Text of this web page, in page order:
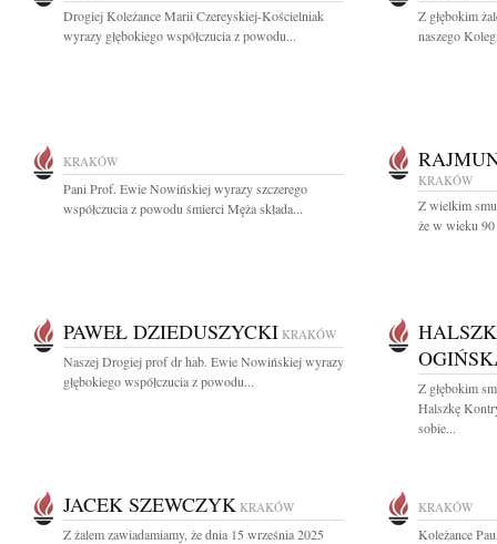
Drogiej Koleżance Marii Czereyskiej-Kościelniak
wyrazy głębokiego współczucia z powodu...
Z głębokim
naszego
KRAKÓW
Pani Prof. Ewie Nowińskiej wyrazy szczerego
współczucia z powodu śmierci Męża składa...
KRAKÓW
Z wielkim
że w wieku 90
PAWEŁ DZIEDUSZYCKI KRAKÓW
Naszej Drogiej prof dr hab. Ewie Nowińskiej wyrazy
głębokiego współczucia z powodu...
Z głębokim
Halszkę
sobie...
JACEK SZEWCZYK KRAKÓW
Z żalem zawiadamiamy, że dnia 15 września 2025
KRAKÓW
Koleżance